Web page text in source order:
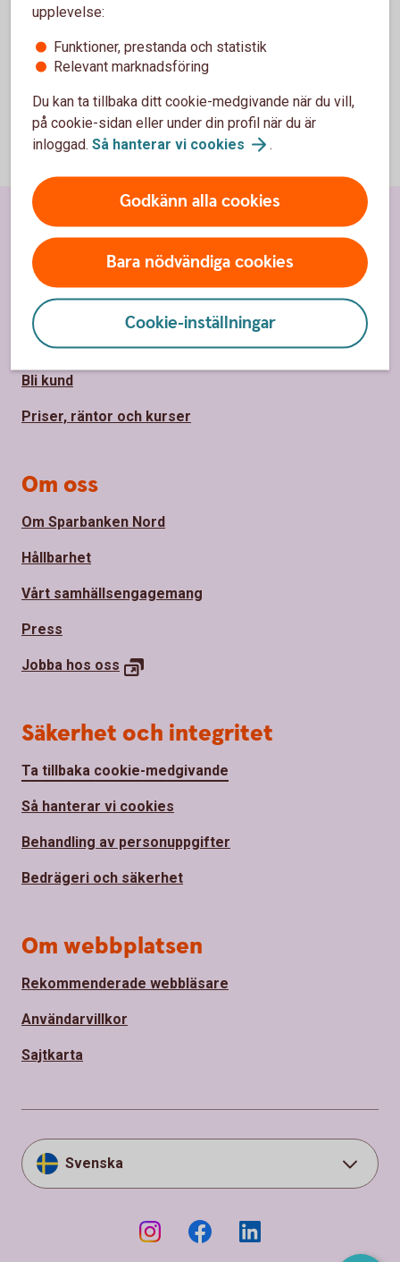
Inställningar för cookies
upplevelse:
Funktioner, prestanda och statistik
Relevant marknadsföring
Du kan ta tillbaka ditt cookie-medgivande när du vill,
på cookie-sidan eller under din profil när du är
inloggad. Så hanterar vi cookies .
Godkänn alla cookies
Bara nödvändiga cookies
Cookie-inställningar
Sidfot
Hitta snabbt
Kundservice
Spärrhjälp
Hitta bankkontor
Bli kund
Priser, räntor och kurser
Om oss
Om Sparbanken Nord
Hållbarhet
Vårt samhällsengagemang
Press
Jobba hos oss
Säkerhet och integritet
Ta tillbaka cookie-medgivande
Så hanterar vi cookies
Behandling av personuppgifter
Bedrägeri och säkerhet
Om webbplatsen
Rekommenderade webbläsare
Användarvillkor
Sajtkarta
Svenska